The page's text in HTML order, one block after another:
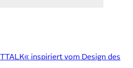
inspiriert vom Design des